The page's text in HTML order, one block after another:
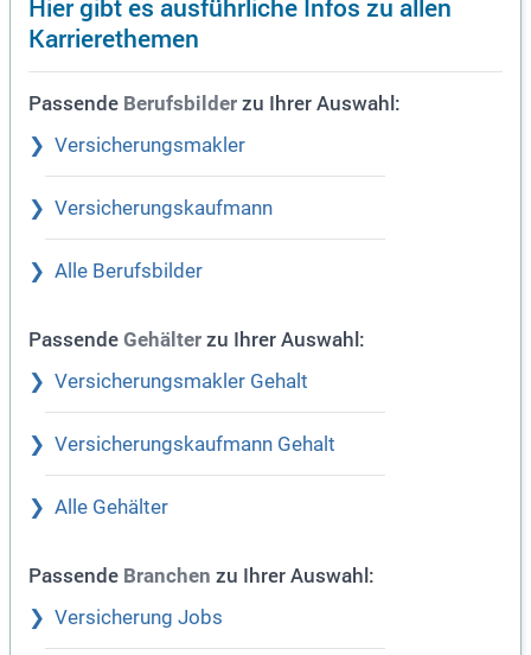
Hier gibt es ausführliche Infos zu allen
Karrierethemen
Passende Berufsbilder zu Ihrer Auswahl:
Versicherungsmakler
Versicherungskaufmann
Alle Berufsbilder
Passende Gehälter zu Ihrer Auswahl:
Versicherungsmakler Gehalt
Versicherungskaufmann Gehalt
Alle Gehälter
Passende Branchen zu Ihrer Auswahl:
Versicherung Jobs